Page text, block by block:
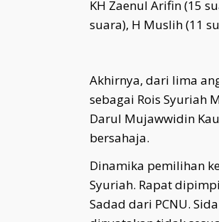
KH Zaenul Arifin (15
suara), H Muslih (11
Akhirnya, dari lima
sebagai Rois Syuriah
Darul Mujawwidin
bersahaja.
Dinamika pemilihan
Syuriah. Rapat
Sadad dari PCNU.